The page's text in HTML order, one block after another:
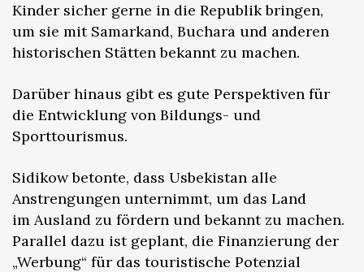
Kinder sicher gerne in die Republik bringen,
um sie mit Samarkand, Buchara und anderen
historischen Stätten bekannt zu machen.
Darüber hinaus gibt es gute Perspektiven für
die Entwicklung von Bildungs- und
Sporttourismus.
Sidikow betonte, dass Usbekistan alle
Anstrengungen unternimmt, um das Land
im Ausland zu fördern und bekannt zu machen.
Parallel dazu ist geplant, die Finanzierung der
„Werbung“ für das touristische Potenzial